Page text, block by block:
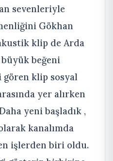
sevenleriyle
Gökhan
klip de Arda
beğeni
gören klip sosyal
yer alırken
Daha yeni başladık ,
kanalımda
işlerden biri oldu.